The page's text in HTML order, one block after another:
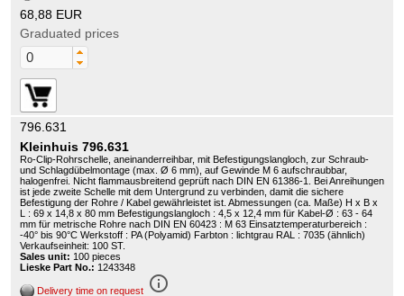
68,88 EUR
Graduated prices
796.631
Kleinhuis 796.631
Ro-Clip-Rohrschelle, aneinanderreihbar, mit Befestigungslangloch, zur Schraub-
und Schlagdübelmontage (max. Ø 6 mm), auf Gewinde M 6 aufschraubbar,
halogenfrei. Nicht flammausbreitend geprüft nach DIN EN 61386-1. Bei Anreihungen
ist jede zweite Schelle mit dem Untergrund zu verbinden, damit die sichere
Befestigung der Rohre / Kabel gewährleistet ist. Abmessungen (ca. Maße) H x B x
L : 69 x 14,8 x 80 mm Befestigungslangloch : 4,5 x 12,4 mm für Kabel-Ø : 63 - 64
mm für metrische Rohre nach DIN EN 60423 : M 63 Einsatztemperaturbereich :
-40° bis 90°C Werkstoff : PA (Polyamid) Farbton : lichtgrau RAL : 7035 (ähnlich)
Verkaufseinheit: 100 ST.
Sales unit: 100 pieces
Lieske Part No.: 1243348
Delivery time on request info_outline